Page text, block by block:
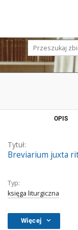
OPIS
Tytuł:
Breviarium juxta
Typ:
księga liturgiczna
Więcej